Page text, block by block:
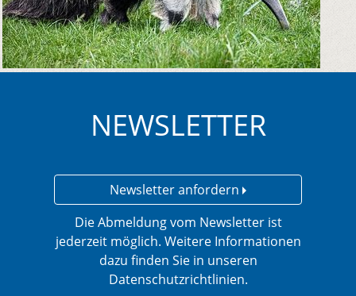
NEWSLETTER
Newsletter anfordern
Die Abmeldung vom Newsletter ist
jederzeit möglich. Weitere Informationen
dazu finden Sie in unseren
Datenschutzrichtlinien.